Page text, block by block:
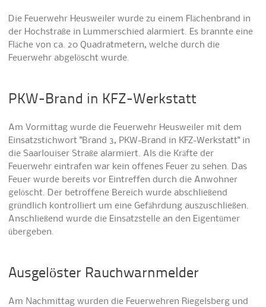
Die Feuerwehr Heusweiler wurde zu einem Flächenbrand in
der Hochstraße in Lummerschied alarmiert. Es brannte eine
Fläche von ca. 20 Quadratmetern, welche durch die
Feuerwehr abgelöscht wurde.
PKW-Brand in KFZ-Werkstatt
Am Vormittag wurde die Feuerwehr Heusweiler mit dem
Einsatzstichwort "Brand 3, PKW-Brand in KFZ-Werkstatt" in
die Saarlouiser Straße alarmiert. Als die Kräfte der
Feuerwehr eintrafen war kein offenes Feuer zu sehen. Das
Feuer wurde bereits vor Eintreffen durch die Anwohner
gelöscht. Der betroffene Bereich wurde abschließend
gründlich kontrolliert um eine Gefährdung auszuschließen.
Anschließend wurde die Einsatzstelle an den Eigentümer
übergeben.
Ausgelöster Rauchwarnmelder
Am Nachmittag wurden die Feuerwehren Riegelsberg und